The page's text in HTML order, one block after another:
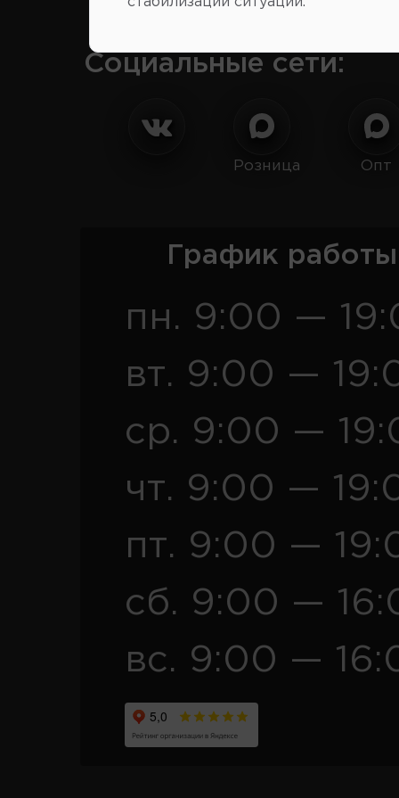
Социальные сети:
Розница Опт
График
пн. 9:00 —
вт. 9:00 —
ср. 9:00 —
чт. 9:00 —
пт. 9:00 —
сб. 9:00 —
вс. 9:00 —